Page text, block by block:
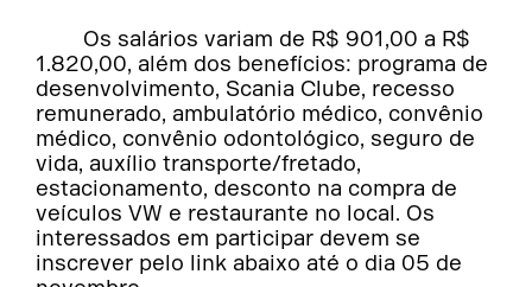
Os salários variam de R$ 901,00 a R$
1.820,00, além dos benefícios: programa de
desenvolvimento, Scania Clube, recesso
remunerado, ambulatório médico, convênio
médico, convênio odontológico, seguro de
vida, auxílio transporte/fretado,
estacionamento, desconto na compra de
veículos VW e restaurante no local. Os
interessados em participar devem se
inscrever pelo link abaixo até o dia 05 de